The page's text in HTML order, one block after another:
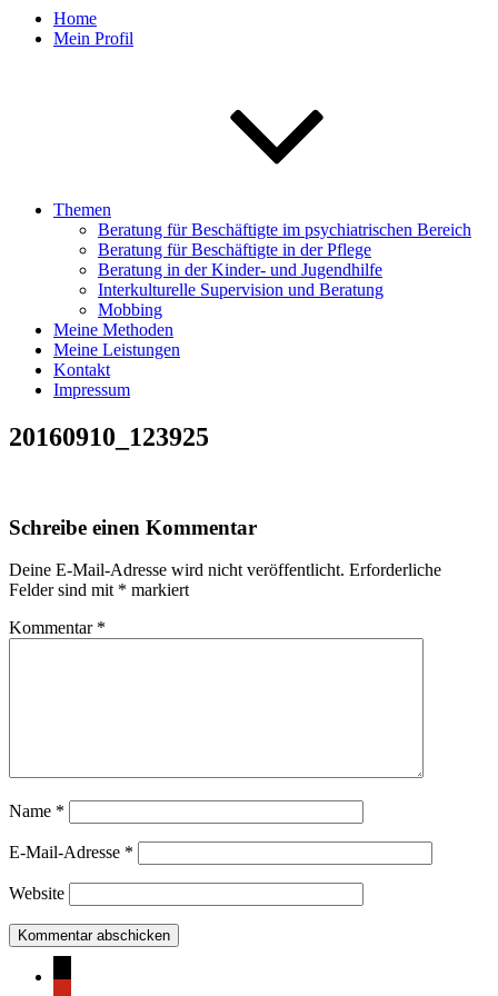
Home
Mein Profil
Themen
Beratung für Beschäftigte im psychiatrischen Bereich
Beratung für Beschäftigte in der Pflege
Beratung in der Kinder- und Jugendhilfe
Interkulturelle Supervision und Beratung
Mobbing
Meine Methoden
Meine Leistungen
Kontakt
Impressum
20160910_123925
Schreibe einen Kommentar
Deine E-Mail-Adresse wird nicht veröffentlicht. Erforderliche
Felder sind mit * markiert
Kommentar *
Name *
E-Mail-Adresse *
Website